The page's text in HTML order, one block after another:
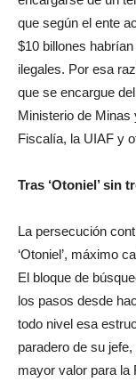
que según el ente
$10 billones
ilegales. Por esa
que se encargue
Ministerio de Minas
Fiscalía, la UIAF y
Tras ‘Otoniel’ sin
La persecución
‘Otoniel’, máximo
El bloque de
los pasos desde
todo nivel esa
paradero de su
mayor valor para la